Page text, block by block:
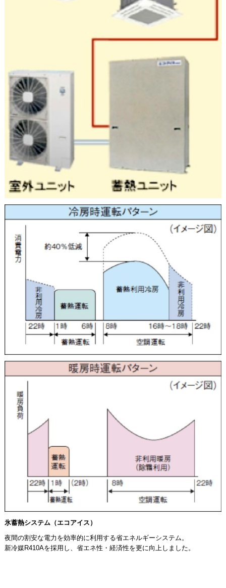
氷蓄熱システム（エコアイス）
夜間の割安な電力を効率的に利用する省エネルギーシステム。
新冷媒R410Aを採用し、省エネ性・経済性を更に向上しました。